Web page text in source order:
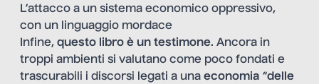
L’attacco a un sistema economico oppressivo,
con un linguaggio mordace
Infine, questo libro è un testimone. Ancora in
troppi ambienti si valutano come poco fondati e
trascurabili i discorsi legati a una economia “delle